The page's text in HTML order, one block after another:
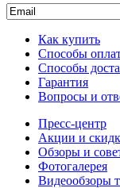
Как купить
Способы
Способы
Гарантия
Вопросы и
Пресс-центр
Акции и
Обзоры и
Фотогалерея
Видеообзоры